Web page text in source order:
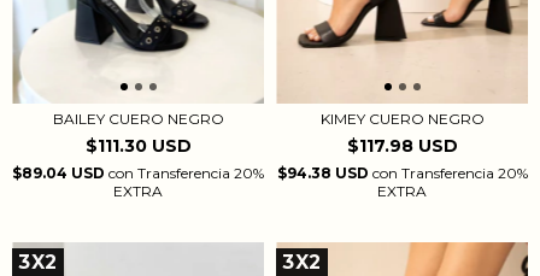
BAILEY CUERO NEGRO
$111.30 USD
$89.04 USD con Transferencia 20%
EXTRA
KIMEY CUERO NEGRO
$117.98 USD
$94.38 USD con Transferencia 20%
EXTRA
3X2 3X2